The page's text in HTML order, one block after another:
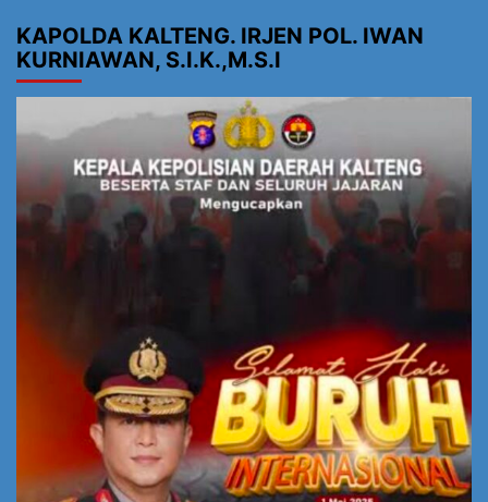
KAPOLDA KALTENG. IRJEN POL. IWAN
KURNIAWAN, S.I.K.,M.S.I